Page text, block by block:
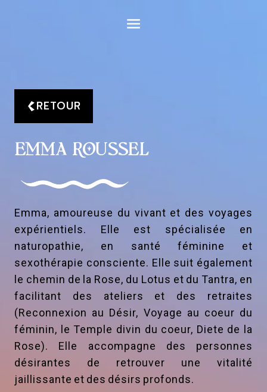
RETOUR
EMMA ROUSSEL
Emma, amoureuse du vivant et des voyages
expérientiels. Elle est spécialisée en
naturopathie, en santé féminine et
sexothérapie consciente. Elle suit également
le chemin de la Rose, du Lotus et du Tantra, en
facilitant des ateliers et des retraites
(Reconnexion au Désir, Voyage au coeur du
féminin, le Temple divin du coeur, Diete de la
Rose). Elle accompagne des personnes
désirantes de retrouver une vitalité
jaillissante et des désirs profonds.